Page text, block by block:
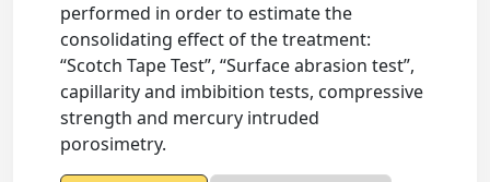
performed in order to estimate the
consolidating effect of the treatment:
“Scotch Tape Test”, “Surface abrasion test”,
capillarity and imbibition tests, compressive
strength and mercury intruded
porosimetry.